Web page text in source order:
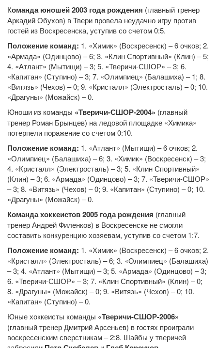
Команда юношей 2003 года рождения (главный тренер
Аркадий Обухов) в Твери провела неудачно игру против
гостей из Воскресенска, уступив со счетом 0:5.
Положение команд: 1. «Химик» (Воскресенск) – 6 очков; 2.
«Армада» (Одинцово) – 6; 3. «Клин Спортивный» (Клин) – 5;
4. «Атлант» (Мытищи) – 3; 5. «Тверичи-СШОР» – 3; 6.
«Капитан» (Ступино) – 3; 7. «Олимпиец» (Балашиха) – 1; 8.
«Витязь» (Чехов) – 0; 9. «Кристалл» (Электросталь) – 0; 10.
«Драгуны» (Можайск) – 0.
Юноши из команды «Тверичи-СШОР-2004» (главный
тренер Роман Брынцев) на ледовой площадке «Химика»
потерпели поражение со счетом 0:10.
Положение команд: 1. «Атлант» (Мытищи) – 6 очков; 2.
«Олимпиец» (Балашиха) – 6; 3. «Химик» (Воскресенск) – 3;
4. «Кристалл» (Электросталь) – 3; 5. «Клин Спортивный»
(Клин) – 3; 6. «Армада» (Одинцово) – 3; 7. «Тверичи-СШОР»
– 3; 8. «Витязь» (Чехов) – 0; 9. «Капитан» (Ступино) – 0; 10.
«Драгуны» (Можайск) – 0.
Команда хоккеистов 2005 года рождения (главный
тренер Андрей Филенков) в Воскресенске не смогли
составить конкуренцию хозяевам, уступив со счетом 1:7.
Положение команд: 1. «Химик» (Воскресенск) – 6 очков; 2.
«Кристалл» (Электросталь) – 6; 3. «Олимпиец» (Балашиха)
– 3; 4. «Атлант» (Мытищи) – 3; 5. «Армада» (Одинцово) – 3;
6. «Тверичи-СШОР» – 3; 7. «Клин Спортивный» (Клин) – 0;
8. «Драгуны» (Можайск) – 0; 9. «Витязь» (Чехов) – 0; 10.
«Капитан» (Ступино) – 0.
Юные хоккеисты команды «Тверичи-СШОР-2006»
(главный тренер Дмитрий Арсеньев) в гостях проиграли
воскресенским сверстникам – 2:8. Шайбы у тверичей